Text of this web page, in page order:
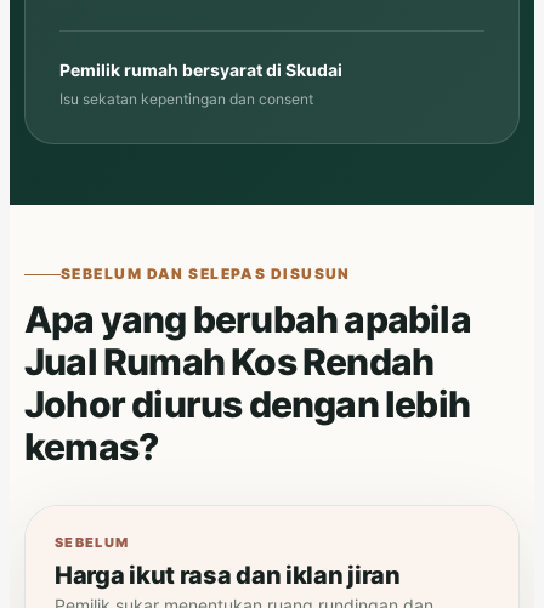
Pemilik rumah bersyarat di Skudai
Isu sekatan kepentingan dan consent
SEBELUM DAN SELEPAS DISUSUN
Apa yang berubah apabila
Jual Rumah Kos Rendah
Johor diurus dengan lebih
kemas?
SEBELUM
Harga ikut rasa dan iklan jiran